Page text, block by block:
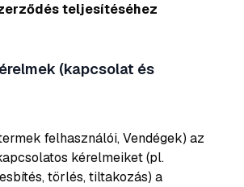
teljesítéséhez
(kapcsolat és
felhasználói, Vendégek) az
kérelmeiket (pl.
törlés, tiltakozás) a